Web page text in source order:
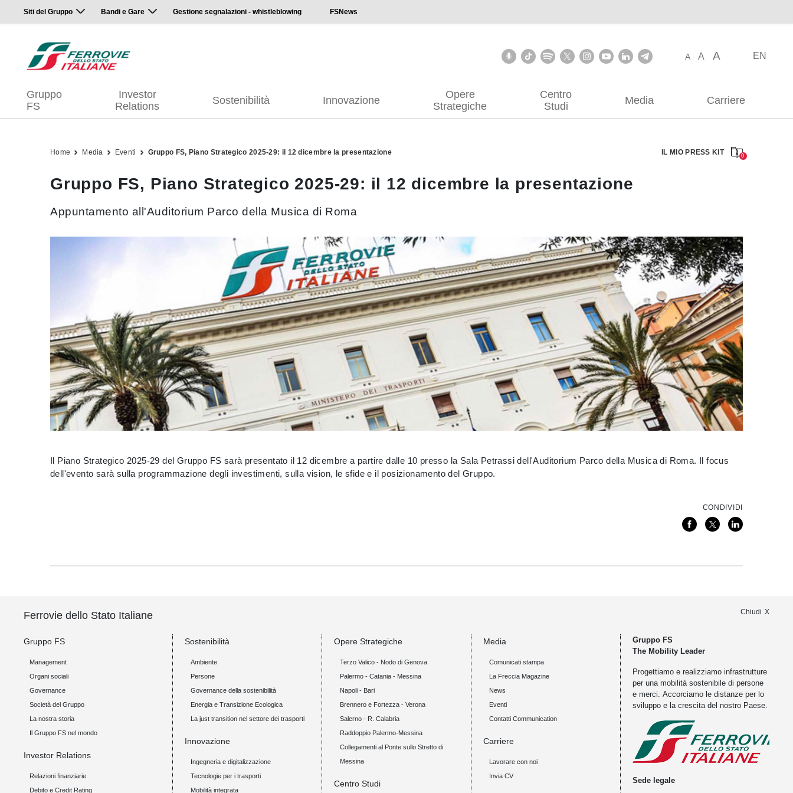
Siti del Gruppo Bandi e Gare Gestione segnalazioni - whistleblowing FSNews
A A A EN
Gruppo
FS
Investor
Relations
Sostenibilità Innovazione
Opere
Strategiche
Centro
Studi
Media Carriere
Home Media Eventi Gruppo FS, Piano Strategico 2025-29: il 12 dicembre la presentazione IL MIO PRESS KIT 0
Gruppo FS, Piano Strategico 2025-29: il 12 dicembre la presentazione
Appuntamento all'Auditorium Parco della Musica di Roma
Il Piano Strategico 2025-29 del Gruppo FS sarà presentato il 12 dicembre a partire dalle 10 presso la Sala Petrassi dell'Auditorium Parco della Musica di Roma. Il focus
dell'evento sarà sulla programmazione degli investimenti, sulla vision, le sfide e il posizionamento del Gruppo.
CONDIVIDI
Ferrovie dello Stato Italiane Chiudi
Gruppo FS
Management
Organi sociali
Governance
Società del Gruppo
La nostra storia
Il Gruppo FS nel mondo
Investor Relations
Relazioni finanziarie
Debito e Credit Rating
Sostenibilità
Ambiente
Persone
Governance della sostenibilità
Energia e Transizione Ecologica
La just transition nel settore dei trasporti
Innovazione
Ingegneria e digitalizzazione
Tecnologie per i trasporti
Mobilità integrata
Opere Strategiche
Terzo Valico - Nodo di Genova
Palermo - Catania - Messina
Napoli - Bari
Brennero e Fortezza - Verona
Salerno - R. Calabria
Raddoppio Palermo-Messina
Collegamenti al Ponte sullo Stretto di
Messina
Centro Studi
Media
Comunicati stampa
La Freccia Magazine
News
Eventi
Contatti Communication
Carriere
Lavorare con noi
Invia CV
Gruppo FS
The Mobility Leader
Progettiamo e realizziamo infrastrutture
per una mobilità sostenibile di persone
e merci. Accorciamo le distanze per lo
sviluppo e la crescita del nostro Paese.
Sede legale